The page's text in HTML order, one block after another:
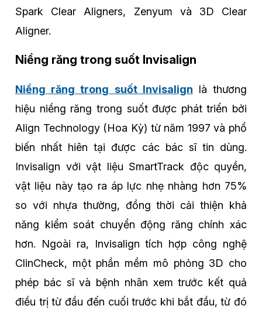
Spark Clear Aligners, Zenyum và 3D Clear
Aligner.
Niềng răng trong suốt Invisalign
Niềng răng trong suốt Invisalign là thương
hiệu niềng răng trong suốt được phát triển bởi
Align Technology (Hoa Kỳ) từ năm 1997 và phổ
biến nhất hiên tại được các bác sĩ tin dùng.
Invisalign với vật liệu SmartTrack độc quyền,
vật liệu này tạo ra áp lực nhẹ nhàng hơn 75%
so với nhựa thường, đồng thời cải thiện khả
năng kiểm soát chuyển động răng chính xác
hơn. Ngoài ra, Invisalign tích hợp công nghệ
ClinCheck, một phần mềm mô phỏng 3D cho
phép bác sĩ và bệnh nhân xem trước kết quả
điều trị từ đầu đến cuối trước khi bắt đầu, từ đó